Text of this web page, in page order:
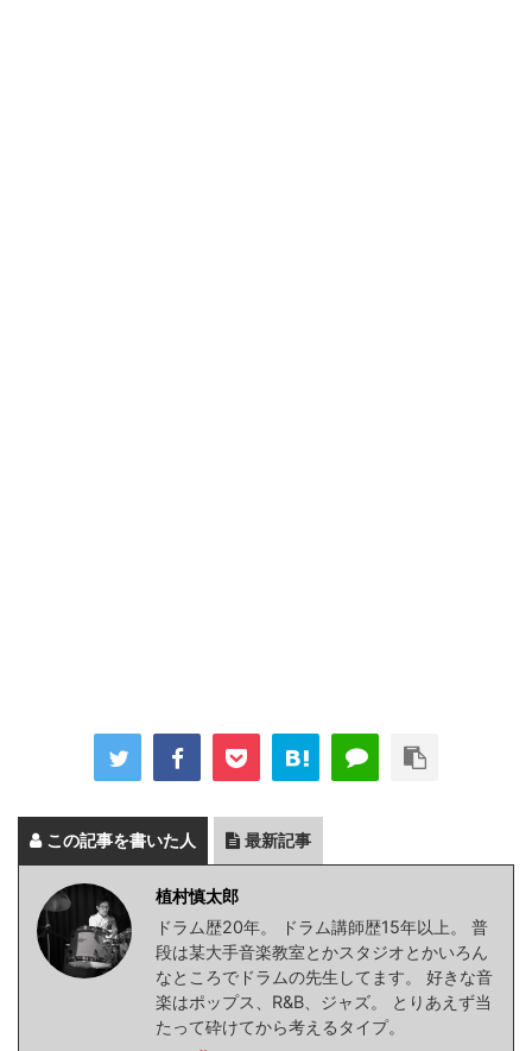
この記事を書いた人 最新記事
植村慎太郎
ドラム歴20年。 ドラム講師歴15年以上。 普
段は某大手音楽教室とかスタジオとかいろん
なところでドラムの先生してます。 好きな音
楽はポップス、R&B、ジャズ。 とりあえず当
たって砕けてから考えるタイプ。